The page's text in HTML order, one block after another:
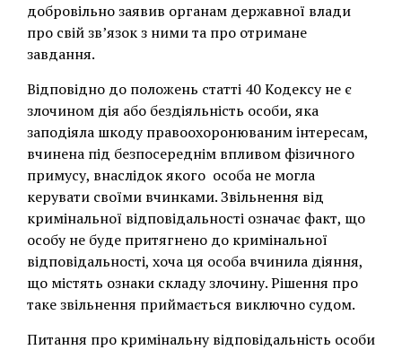
добровільно заявив органам державної влади
про свій зв’язок з ними та про отримане
завдання.
Відповідно до положень статті 40 Кодексу не є
злочином дія або бездіяльність особи, яка
заподіяла шкоду правоохоронюваним інтересам,
вчинена під безпосереднім впливом фізичного
примусу, внаслідок якого особа не могла
керувати своїми вчинками. Звільнення від
кримінальної відповідальності означає факт, що
особу не буде притягнено до кримінальної
відповідальності, хоча ця особа вчинила діяння,
що містять ознаки складу злочину. Рішення про
таке звільнення приймається виключно судом.
Питання про кримінальну відповідальність особи